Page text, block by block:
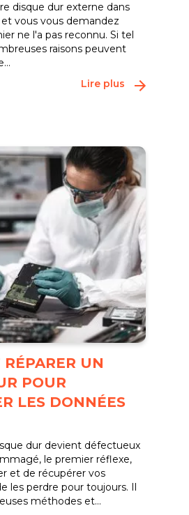
disque dur externe dans
vous vous demandez
ne l'a pas reconnu. Si tel
raisons peuvent
Lire plus
UN
POUR
LES DONNÉES
dur devient défectueux
le premier réflexe,
et de récupérer vos
les perdre pour toujours. Il
méthodes et...